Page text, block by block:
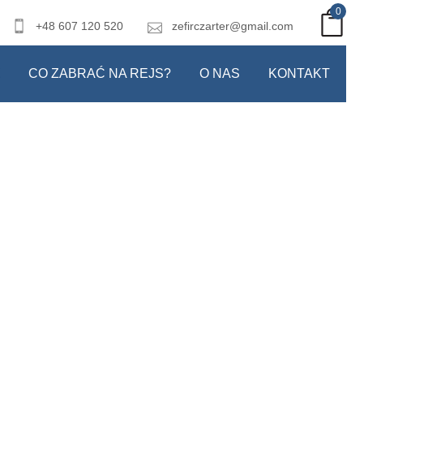
+48 607 120 520 zefirczarter@gmail.com
0
CO ZABRAĆ NA REJS? O NAS KONTAKT